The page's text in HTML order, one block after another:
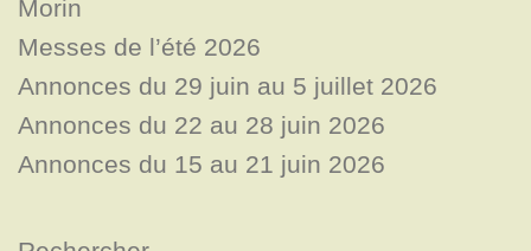
Morin
Messes de l’été 2026
Annonces du 29 juin au 5 juillet 2026
Annonces du 22 au 28 juin 2026
Annonces du 15 au 21 juin 2026